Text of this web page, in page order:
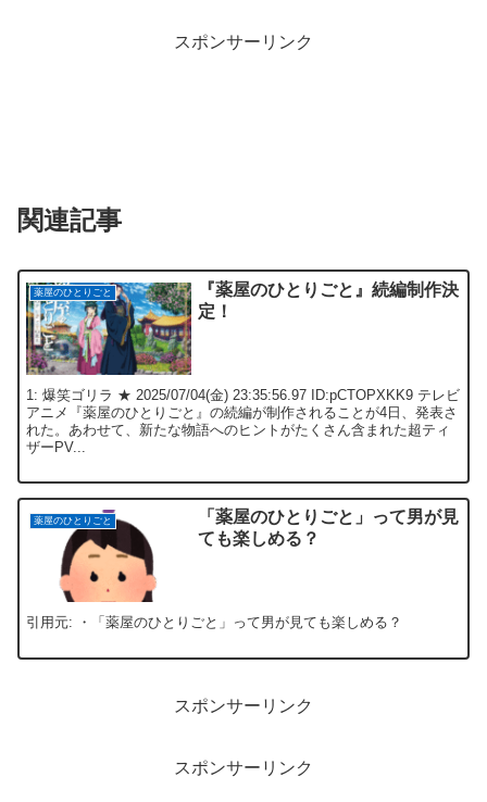
スポンサーリンク
関連記事
薬屋のひとりごと
『薬屋のひとりごと』続編制作決
定！
1: 爆笑ゴリラ ★ 2025/07/04(金) 23:35:56.97 ID:pCTOPXKK9 テレビ
アニメ『薬屋のひとりごと』の続編が制作されることが4日、発表さ
れた。あわせて、新たな物語へのヒントがたくさん含まれた超ティ
ザーPV...
薬屋のひとりごと
「薬屋のひとりごと」って男が見
ても楽しめる？
引用元: ・「薬屋のひとりごと」って男が見ても楽しめる？
スポンサーリンク
スポンサーリンク